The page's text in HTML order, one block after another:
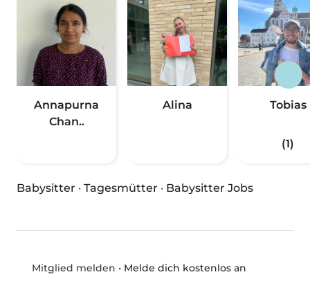
Annapurna
Chan..
Alina Tobias
(1)
Babysitter · Tagesmütter · Babysitter Jobs
Mitglied melden • Melde dich kostenlos an